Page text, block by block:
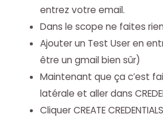
entrez votre email.
Dans le scope ne faites
Ajouter un Test User en
être un gmail bien sûr)
Maintenant que ça c’est
latérale et aller dans
Cliquer CREATE